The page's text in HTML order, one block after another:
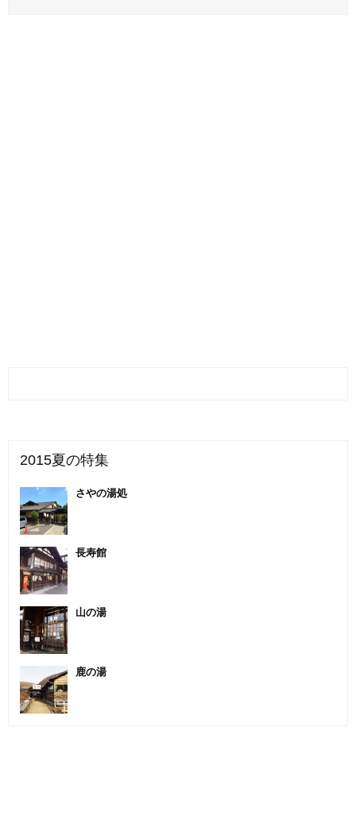
2015夏の特集
さやの湯処
長寿館
山の湯
鹿の湯